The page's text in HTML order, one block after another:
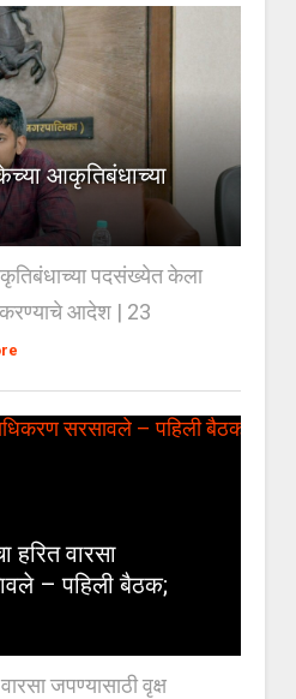
आकृतिबंधाच्या
पदसंख्येत केला
करण्याचे आदेश | 23
वारसा
– पहिली बैठक;
जपण्यासाठी वृक्ष